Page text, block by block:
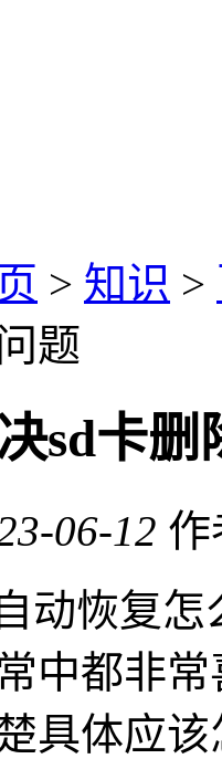
> 知识 >
题
sd卡
06-12 作
动恢复
中都非
具体应